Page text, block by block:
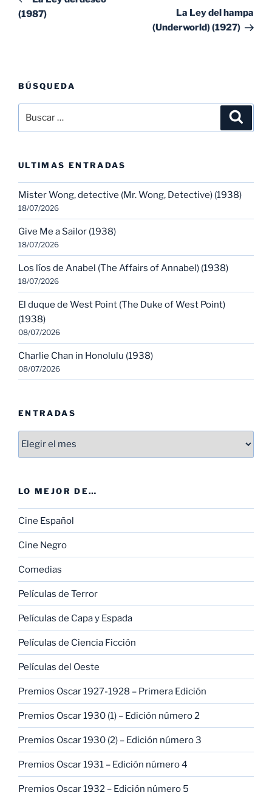
entradas
(1987)
La Ley del hampa
(Underworld) (1927)
BÚSQUEDA
por:
ULTIMAS ENTRADAS
Mister Wong, detective (Mr. Wong, Detective) (1938)
18/07/2026
Give Me a Sailor (1938)
18/07/2026
Los líos de Anabel (The Affairs of Annabel) (1938)
18/07/2026
El duque de West Point (The Duke of West Point)
(1938)
08/07/2026
Charlie Chan in Honolulu (1938)
08/07/2026
ENTRADAS
Entradas
LO MEJOR DE…
Cine Español
Cine Negro
Comedias
Películas de Terror
Películas de Capa y Espada
Películas de Ciencia Ficción
Películas del Oeste
Premios Oscar 1927-1928 – Primera Edición
Premios Oscar 1930 (1) – Edición número 2
Premios Oscar 1930 (2) – Edición número 3
Premios Oscar 1931 – Edición número 4
Premios Oscar 1932 – Edición número 5